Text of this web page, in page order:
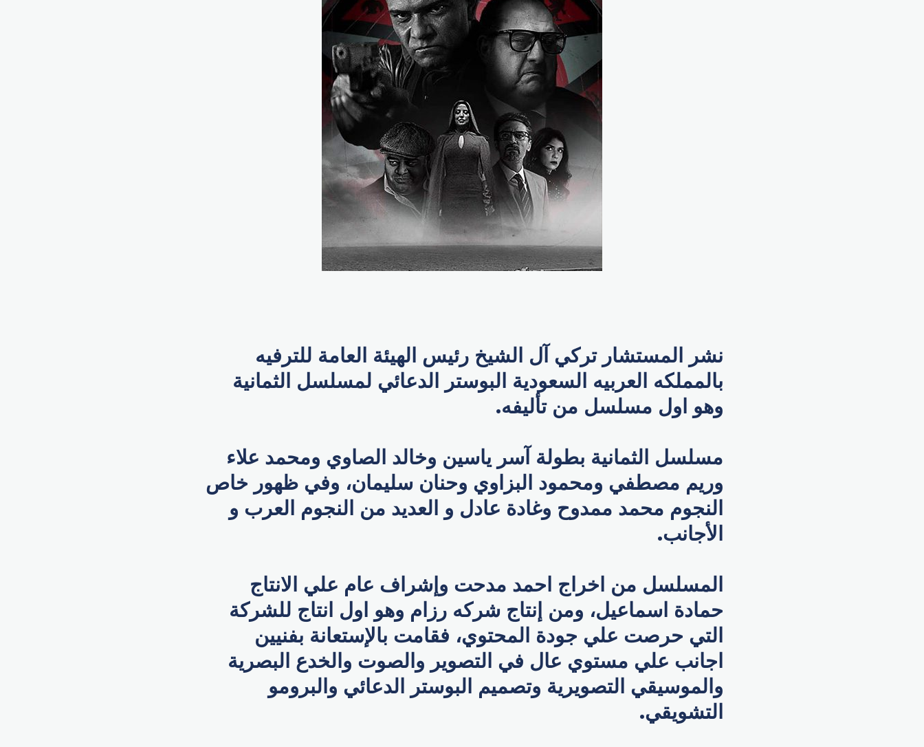
نشر المستشار تركي آل الشيخ رئيس الهيئة العامة للترفيه
بالمملكه العربيه السعودية البوستر الدعائي لمسلسل الثمانية
وهو اول مسلسل من تأليفه.
مسلسل الثمانية بطولة آسر ياسين وخالد الصاوي ومحمد علاء
وريم مصطفي ومحمود البزاوي وحنان سليمان، وفي ظهور خاص
النجوم محمد ممدوح وغادة عادل و العديد من النجوم العرب و
الأجانب.
المسلسل من اخراج احمد مدحت وإشراف عام علي الانتاج
حمادة اسماعيل، ومن إنتاج شركه رزام وهو اول انتاج للشركة
التي حرصت علي جودة المحتوي، فقامت بالإستعانة بفنيين
اجانب علي مستوي عال في التصوير والصوت والخدع البصرية
والموسيقي التصويرية وتصميم البوستر الدعائي والبرومو
التشويقي.